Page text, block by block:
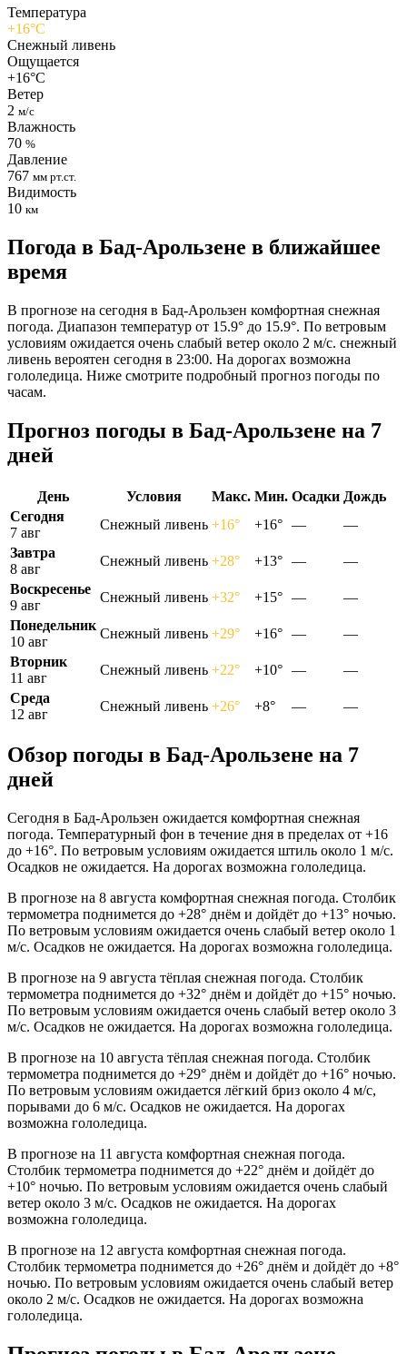
Температура
+16°C
Снежный ливень
Ощущается
+16°C
Ветер
2 м/с
Влажность
70 %
Давление
767 мм рт.ст.
Видимость
10 км
Погода в Бад-Арользене в ближайшее
время
В прогнозе на сегодня в Бад-Арользен комфортная снежная
погода. Диапазон температур от 15.9° до 15.9°. По ветровым
условиям ожидается очень слабый ветер около 2 м/с. снежный
ливень вероятен сегодня в 23:00. На дорогах возможна
гололедица. Ниже смотрите подробный прогноз погоды по
часам.
Прогноз погоды в Бад-Арользене на 7
дней
День Условия Макс. Мин. Осадки Дождь
Сегодня
7 авг
Снежный ливень +16° +16° —
—
Завтра
8 авг
Снежный ливень +28° +13° —
—
Воскресенье
9 авг
Снежный ливень +32° +15° —
—
Понедельник
10 авг
Снежный ливень +29° +16° —
—
Вторник
11 авг
Снежный ливень +22° +10° —
—
Среда
12 авг
Снежный ливень +26° +8° — —
Обзор погоды в Бад-Арользене на 7
дней
Сегодня в Бад-Арользен ожидается комфортная снежная
погода. Температурный фон в течение дня в пределах от +16
до +16°. По ветровым условиям ожидается штиль около 1 м/с.
Осадков не ожидается. На дорогах возможна гололедица.
В прогнозе на 8 августа комфортная снежная погода. Столбик
термометра поднимется до +28° днём и дойдёт до +13° ночью.
По ветровым условиям ожидается очень слабый ветер около 1
м/с. Осадков не ожидается. На дорогах возможна гололедица.
В прогнозе на 9 августа тёплая снежная погода. Столбик
термометра поднимется до +32° днём и дойдёт до +15° ночью.
По ветровым условиям ожидается очень слабый ветер около 3
м/с. Осадков не ожидается. На дорогах возможна гололедица.
В прогнозе на 10 августа тёплая снежная погода. Столбик
термометра поднимется до +29° днём и дойдёт до +16° ночью.
По ветровым условиям ожидается лёгкий бриз около 4 м/с,
порывами до 6 м/с. Осадков не ожидается. На дорогах
возможна гололедица.
В прогнозе на 11 августа комфортная снежная погода.
Столбик термометра поднимется до +22° днём и дойдёт до
+10° ночью. По ветровым условиям ожидается очень слабый
ветер около 3 м/с. Осадков не ожидается. На дорогах
возможна гололедица.
В прогнозе на 12 августа комфортная снежная погода.
Столбик термометра поднимется до +26° днём и дойдёт до +8°
ночью. По ветровым условиям ожидается очень слабый ветер
около 2 м/с. Осадков не ожидается. На дорогах возможна
гололедица.